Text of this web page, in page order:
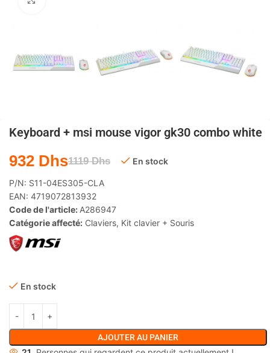
Keyboard + msi mouse vigor gk30 combo white
1119Dhs
932 Dhs En stock
P/N: S11-04ES305-CLA
EAN: 4719072813932
Code de l'article: A286947
Catégorie affecté: Claviers, Kit clavier + Souris
En stock
AJOUTER AU PANIER